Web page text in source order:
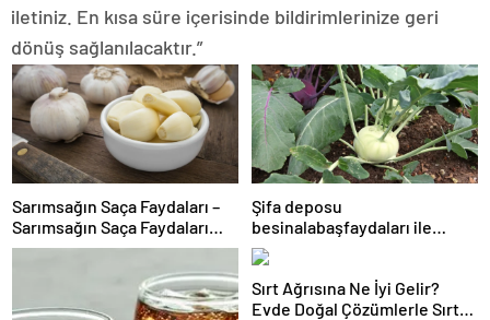
iletiniz. En kısa süre içerisinde bildirimlerinize geri
dönüş sağlanılacaktır.”
Sarımsağın Saça Faydaları –
Sarımsağın Saça Faydaları
Nelerdir, Nasıl Uygulanır?
Şifa deposu
besinalabaşfaydaları ile
şaşırtıyor! İşte kanserden
koruyan mucize besin
alabaş…
Sırt Ağrısına Ne İyi Gelir?
Evde Doğal Çözümlerle Sırt